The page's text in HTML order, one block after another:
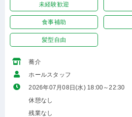
未経験歓迎
食事補助
髪型自由
蕎介
ホールスタッフ
2026年07月08日(水) 18:00～22:30
休憩なし
残業なし